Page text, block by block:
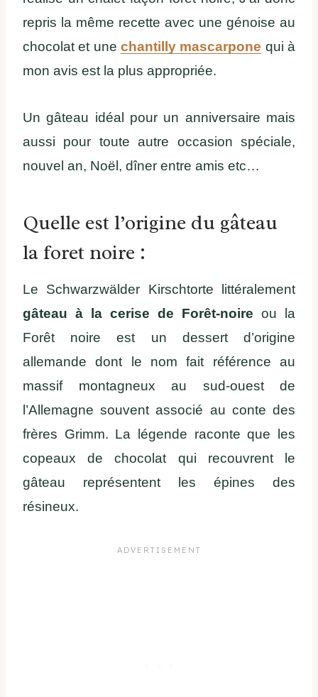
repris la même recette avec une génoise au
chocolat et une chantilly mascarpone qui à
mon avis est la plus appropriée.
Un gâteau idéal pour un anniversaire mais
aussi pour toute autre occasion spéciale,
nouvel an, Noël, dîner entre amis etc…
Quelle est l’origine du gâteau
la foret noire :
Le Schwarzwälder Kirschtorte littéralement
gâteau à la cerise de Forêt-noire ou la
Forêt noire est un dessert d’origine
allemande dont le nom fait référence au
massif montagneux au sud-ouest de
l’Allemagne souvent associé au conte des
frères Grimm. La légende raconte que les
copeaux de chocolat qui recouvrent le
gâteau représentent les épines des
résineux.